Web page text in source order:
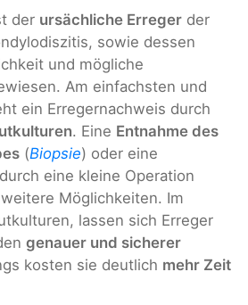
der ursächliche Erreger der
sowie dessen
und mögliche
Am einfachsten und
ein Erregernachweis durch
. Eine Entnahme des
(Biopsie) oder eine
durch eine kleine Operation
Möglichkeiten. Im
lassen sich Erreger
genauer und sicherer
kosten sie deutlich mehr Zeit